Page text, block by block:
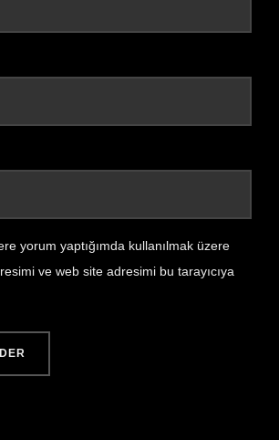
yorum yaptığımda kullanılmak üzere
ve web site adresimi bu tarayıcıya